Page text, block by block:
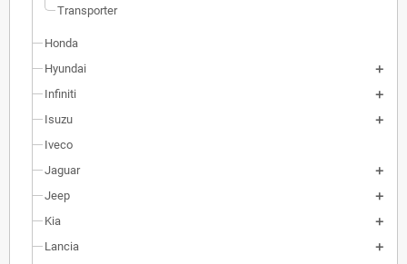
Transporter
Honda
Hyundai
Infiniti
Isuzu
Iveco
Jaguar
Jeep
Kia
Lancia